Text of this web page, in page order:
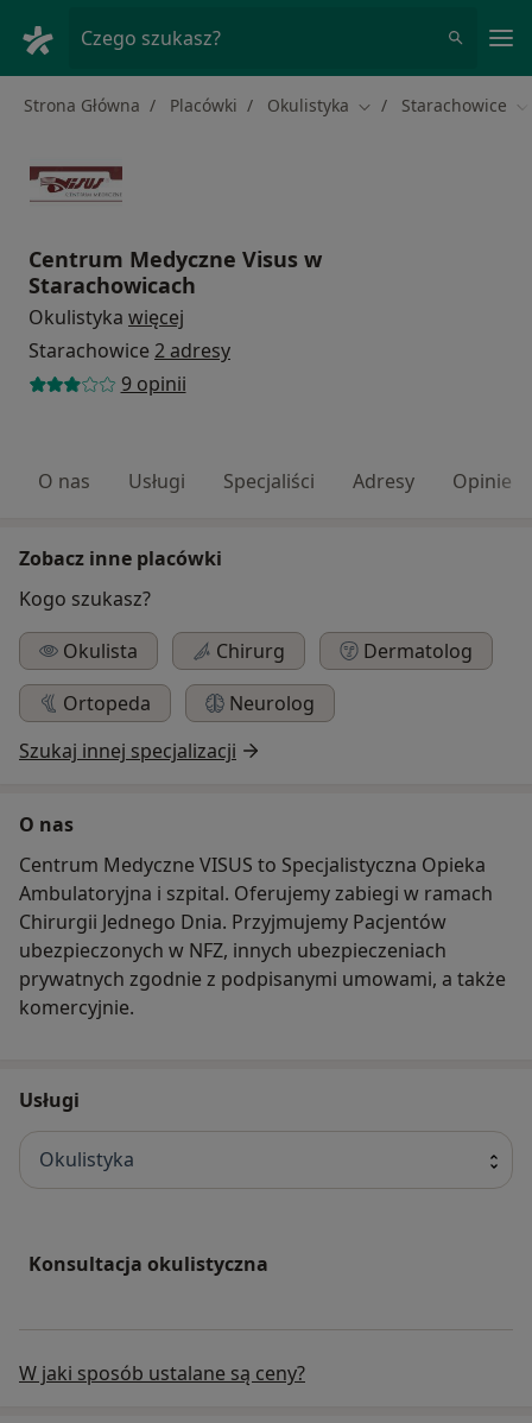
Czego szukasz?
Strona Główna Placówki Okulistyka Zmień miasto
Starachowice
Centrum Medyczne Visus w
Starachowicach
Okulistyka więcej
Starachowice 2 adresy
9 opinii
O nas Usługi Specjaliści Adresy Opinie
Zobacz inne placówki
Kogo szukasz?
Okulista
Chirurg
Dermatolog
Ortopeda
Neurolog
Szukaj innej specjalizacji
O nas
Centrum Medyczne VISUS to Specjalistyczna Opieka
Ambulatoryjna i szpital. Oferujemy zabiegi w ramach
Chirurgii Jednego Dnia. Przyjmujemy Pacjentów
ubezpieczonych w NFZ, innych ubezpieczeniach
prywatnych zgodnie z podpisanymi umowami, a także
komercyjnie.
Usługi
Okulistyka
Konsultacja okulistyczna
W jaki sposób ustalane są ceny?